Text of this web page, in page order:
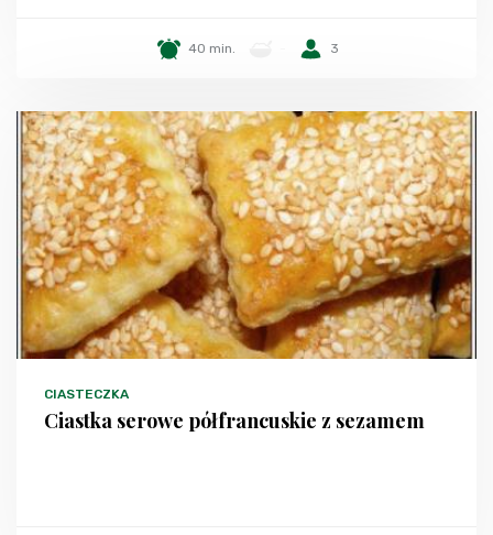
40 min. 3
CIASTECZKA
Ciastka serowe półfrancuskie z sezamem